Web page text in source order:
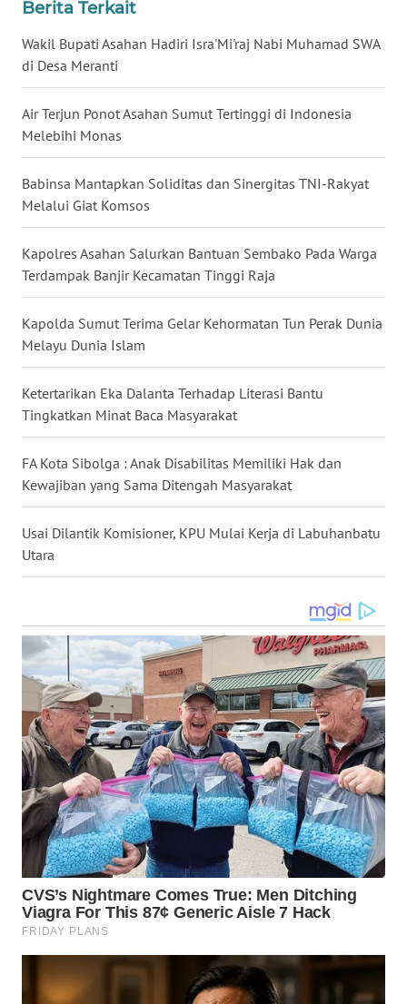
Berita Terkait
Wakil Bupati Asahan Hadiri Isra'Mi'raj Nabi Muhamad SWA
di Desa Meranti
Air Terjun Ponot Asahan Sumut Tertinggi di Indonesia
Melebihi Monas
Babinsa Mantapkan Soliditas dan Sinergitas TNI-Rakyat
Melalui Giat Komsos
Kapolres Asahan Salurkan Bantuan Sembako Pada Warga
Terdampak Banjir Kecamatan Tinggi Raja
Kapolda Sumut Terima Gelar Kehormatan Tun Perak Dunia
Melayu Dunia Islam
Ketertarikan Eka Dalanta Terhadap Literasi Bantu
Tingkatkan Minat Baca Masyarakat
FA Kota Sibolga : Anak Disabilitas Memiliki Hak dan
Kewajiban yang Sama Ditengah Masyarakat
Usai Dilantik Komisioner, KPU Mulai Kerja di Labuhanbatu
Utara
WN
SULUT
WN
MALUKU
WN
WN
DANAU
WN
NIAS
WN
LANGKAT
TAPANULI
WN
TANJUNG
LESUNG
WN
KARO
WN
SIMALUNGUN
WN
LABUHANBATU
WN